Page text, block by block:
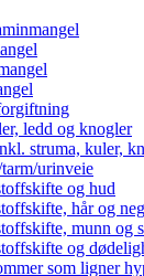
ledd og knogler
struma, kuler,
urinveie
og hud
hår og
munn og
og
som ligner